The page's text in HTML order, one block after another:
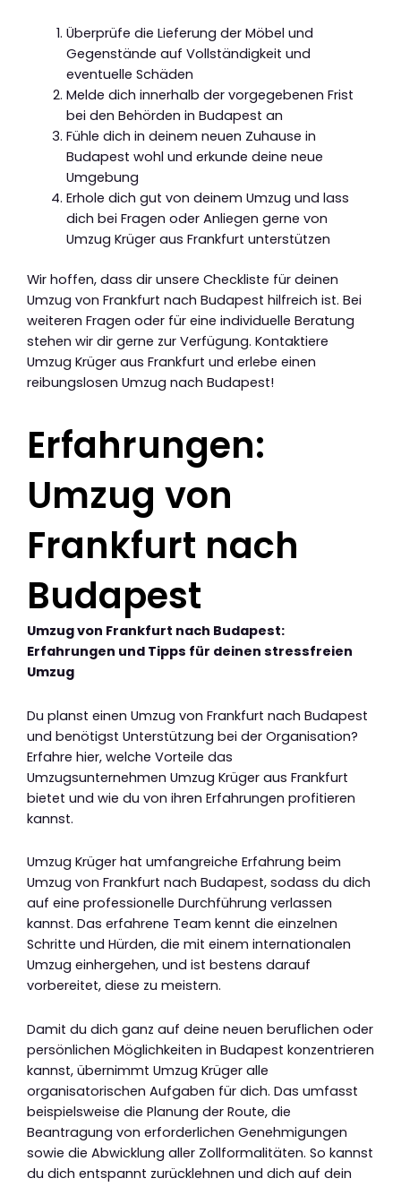
Überprüfe die Lieferung der Möbel und
Gegenstände auf Vollständigkeit und
eventuelle Schäden
Melde dich innerhalb der vorgegebenen Frist
bei den Behörden in Budapest an
Fühle dich in deinem neuen Zuhause in
Budapest wohl und erkunde deine neue
Umgebung
Erhole dich gut von deinem Umzug und lass
dich bei Fragen oder Anliegen gerne von
Umzug Krüger aus Frankfurt unterstützen
Wir hoffen, dass dir unsere Checkliste für deinen
Umzug von Frankfurt nach Budapest hilfreich ist. Bei
weiteren Fragen oder für eine individuelle Beratung
stehen wir dir gerne zur Verfügung. Kontaktiere
Umzug Krüger aus Frankfurt und erlebe einen
reibungslosen Umzug nach Budapest!
Erfahrungen:
Umzug von
Frankfurt nach
Budapest
Umzug von Frankfurt nach Budapest:
Erfahrungen und Tipps für deinen stressfreien
Umzug
Du planst einen Umzug von Frankfurt nach Budapest
und benötigst Unterstützung bei der Organisation?
Erfahre hier, welche Vorteile das
Umzugsunternehmen Umzug Krüger aus Frankfurt
bietet und wie du von ihren Erfahrungen profitieren
kannst.
Umzug Krüger hat umfangreiche Erfahrung beim
Umzug von Frankfurt nach Budapest, sodass du dich
auf eine professionelle Durchführung verlassen
kannst. Das erfahrene Team kennt die einzelnen
Schritte und Hürden, die mit einem internationalen
Umzug einhergehen, und ist bestens darauf
vorbereitet, diese zu meistern.
Damit du dich ganz auf deine neuen beruflichen oder
persönlichen Möglichkeiten in Budapest konzentrieren
kannst, übernimmt Umzug Krüger alle
organisatorischen Aufgaben für dich. Das umfasst
beispielsweise die Planung der Route, die
Beantragung von erforderlichen Genehmigungen
sowie die Abwicklung aller Zollformalitäten. So kannst
du dich entspannt zurücklehnen und dich auf dein